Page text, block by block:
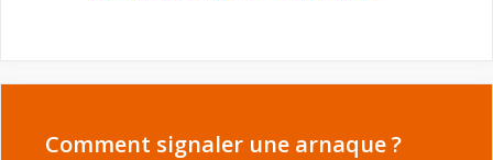
Comment signaler une arnaque ?